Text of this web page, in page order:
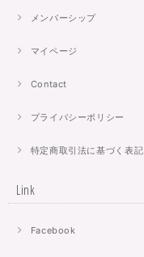
メンバーシップ
マイページ
Contact
プライバシーポリシー
特定商取引法に基づく表記
Link
Facebook